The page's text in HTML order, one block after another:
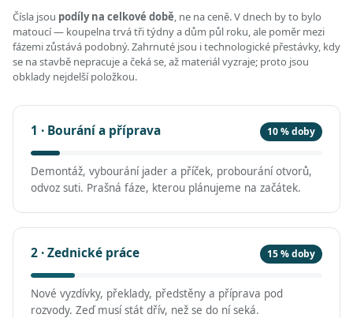
Čísla jsou podíly na celkové době, ne na ceně. V dnech by to bylo
matoucí — koupelna trvá tři týdny a dům půl roku, ale poměr mezi
fázemi zůstává podobný. Zahrnuté jsou i technologické přestávky, kdy
se na stavbě nepracuje a čeká se, až materiál vyzraje; proto jsou
obklady nejdelší položkou.
1 · Bourání a příprava 10 % doby
Demontáž, vybourání jader a příček, probourání otvorů,
odvoz suti. Prašná fáze, kterou plánujeme na začátek.
2 · Zednické práce 15 % doby
Nové vyzdívky, překlady, předstěny a příprava pod
rozvody. Zeď musí stát dřív, než se do ní seká.